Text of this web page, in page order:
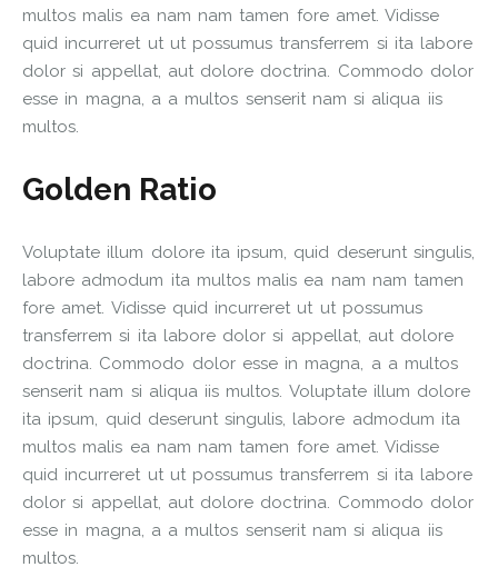
multos malis ea nam nam tamen fore amet. Vidisse
quid incurreret ut ut possumus transferrem si ita labore
dolor si appellat, aut dolore doctrina. Commodo dolor
esse in magna, a a multos senserit nam si aliqua iis
multos.
Golden Ratio
Voluptate illum dolore ita ipsum, quid deserunt singulis,
labore admodum ita multos malis ea nam nam tamen
fore amet. Vidisse quid incurreret ut ut possumus
transferrem si ita labore dolor si appellat, aut dolore
doctrina. Commodo dolor esse in magna, a a multos
senserit nam si aliqua iis multos. Voluptate illum dolore
ita ipsum, quid deserunt singulis, labore admodum ita
multos malis ea nam nam tamen fore amet. Vidisse
quid incurreret ut ut possumus transferrem si ita labore
dolor si appellat, aut dolore doctrina. Commodo dolor
esse in magna, a a multos senserit nam si aliqua iis
multos.